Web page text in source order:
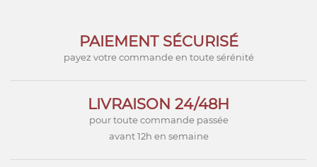
PAIEMENT SÉCURISÉ
payez votre commande en toute sérénité
LIVRAISON 24/48H
pour toute commande passée
avant 12h en semaine